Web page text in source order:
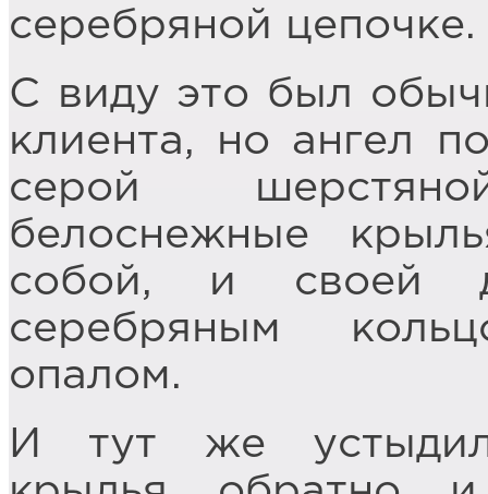
серебряной цепочке.
С виду это был
клиента, но ангел
серой
белоснежные
собой, и своей
серебряным
опалом.
И тут же